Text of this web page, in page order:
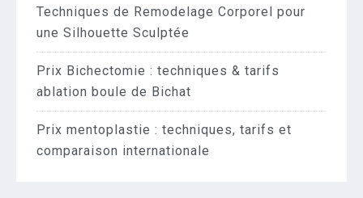
Techniques de Remodelage Corporel pour
une Silhouette Sculptée
Prix Bichectomie : techniques & tarifs
ablation boule de Bichat
Prix mentoplastie : techniques, tarifs et
comparaison internationale